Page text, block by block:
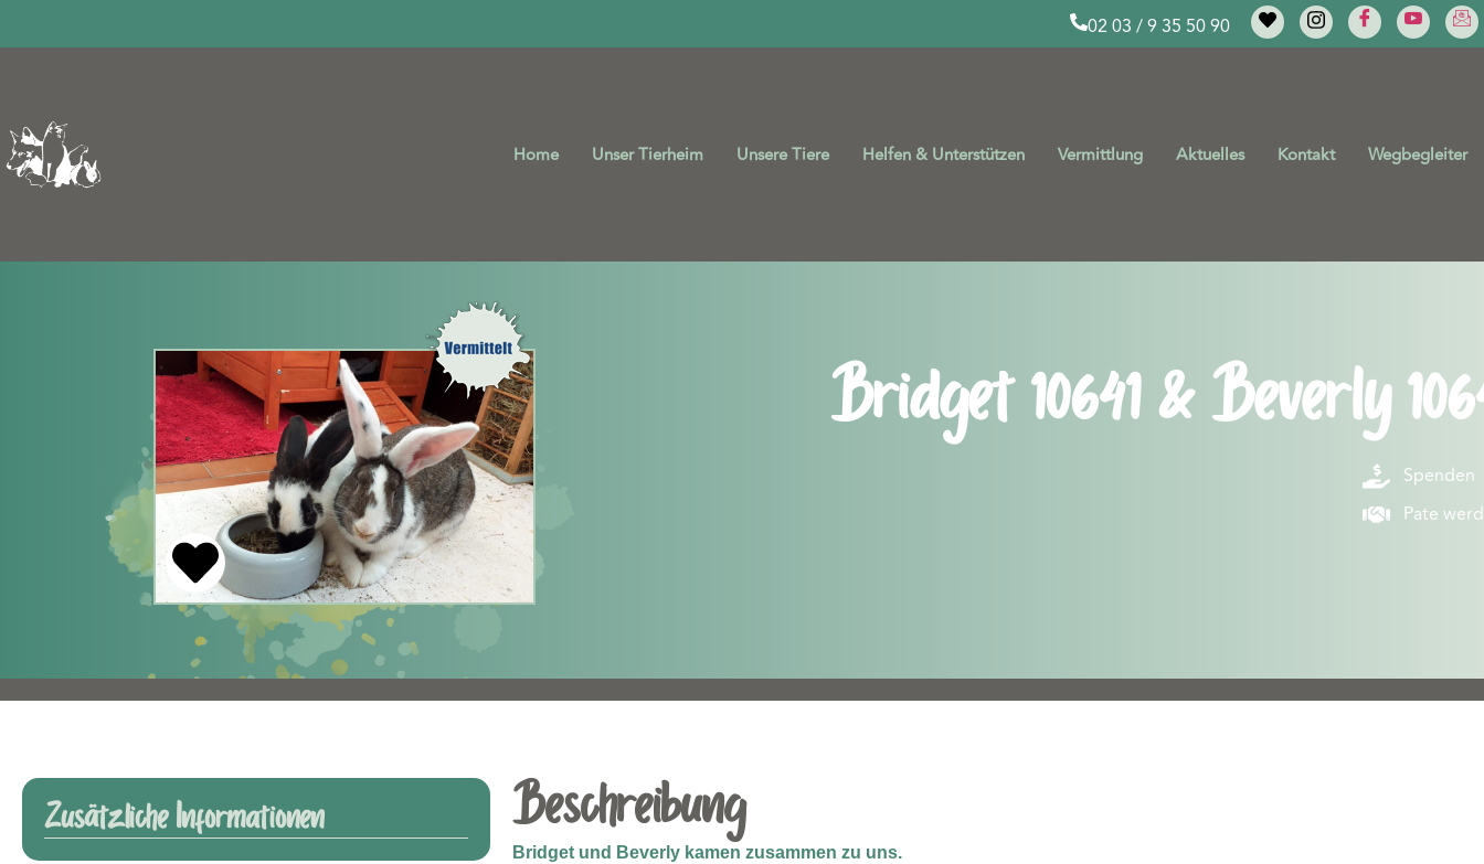
02 03 / 9 35 50 90
Home Unser Tierheim Unsere Tiere Helfen & Unterstützen Vermittlung Aktuelles Kontakt Wegbegleiter
Bridget 10641 & Beverly
Spenden
Pate
Zusätzliche Informationen Beschreibung
Bridget und Beverly kamen zusammen zu uns.